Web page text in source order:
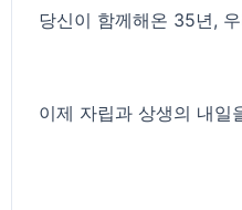
당신이 함께해온 35년,
이제 자립과 상생의 내일